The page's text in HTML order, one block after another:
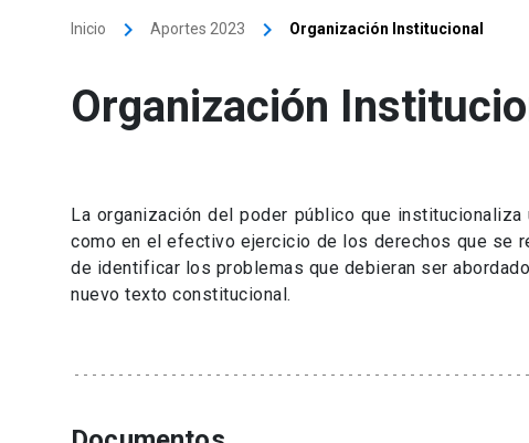
Inicio keyboard_arrow_right Aportes 2023 keyboard_arrow_right Organización Institucional
Organización
La organización del poder público que
como en el efectivo ejercicio de los derechos que se
de identificar los problemas que debieran ser
nuevo texto constitucional.